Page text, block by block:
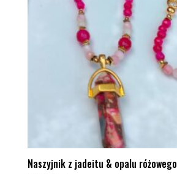
Naszyjnik z jadeitu & opalu różowego